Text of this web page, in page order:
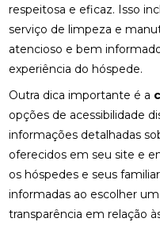
respeitosa e eficaz. Isso
serviço de limpeza e
atencioso e bem
experiência do hóspede.
Outra dica importante é a
opções de acessibilidade
informações detalhadas
oferecidos em seu site e
os hóspedes e seus
informadas ao escolher
transparência em relação